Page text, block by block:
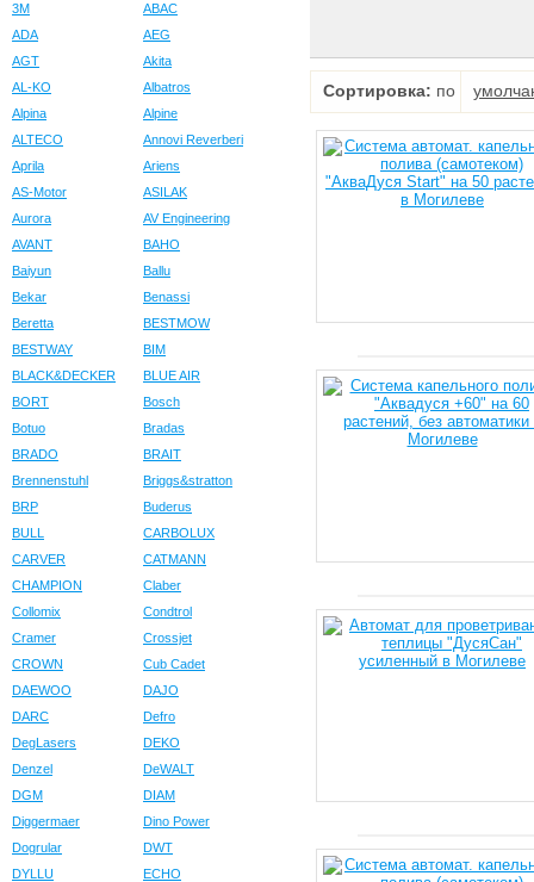
3M
ABAC
ADA
AEG
AGT
Akita
AL-KO
Albatros
Alpina
Alpine
ALTECO
Annovi Reverberi
Aprila
Ariens
AS-Motor
ASILAK
Aurora
AV Engineering
AVANT
BAHO
Baiyun
Ballu
Bekar
Benassi
Beretta
BESTMOW
BESTWAY
BIM
BLACK&DECKER
BLUE AIR
BORT
Bosch
Botuo
Bradas
BRADO
BRAIT
Brennenstuhl
Briggs&stratton
BRP
Buderus
BULL
CARBOLUX
CARVER
CATMANN
CHAMPION
Claber
Collomix
Condtrol
Cramer
Crossjet
CROWN
Cub Cadet
DAEWOO
DAJO
DARC
Defro
DegLasers
DEKO
Denzel
DeWALT
DGM
DIAM
Diggermaer
Dino Power
Dogrular
DWT
DYLLU
ECHO
Сортировка: по